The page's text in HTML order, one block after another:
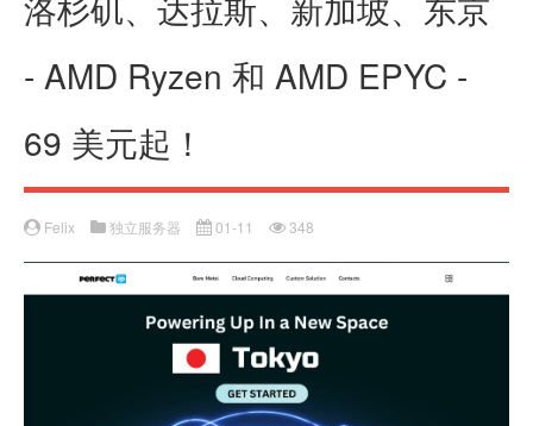
- AMD Ryzen 和 AMD EPYC -
69 美元起！
Felix 独立服务器 01-11 348